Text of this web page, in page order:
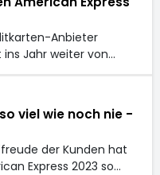
Anbieter
Jahr weiter von…
viel wie noch nie -
der Kunden hat
Express 2023 so…